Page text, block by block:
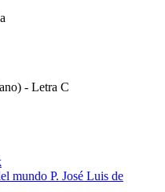
- Letra C
mundo P. José Luis de